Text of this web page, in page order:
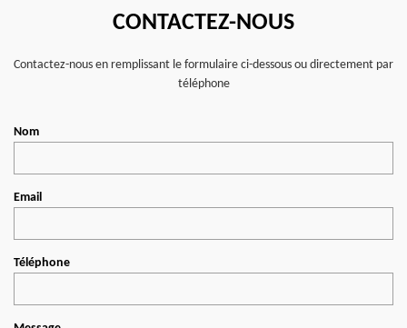
CONTACTEZ-NOUS
Contactez-nous en remplissant le formulaire ci-dessous ou directement par
téléphone
Nom
Email
Téléphone